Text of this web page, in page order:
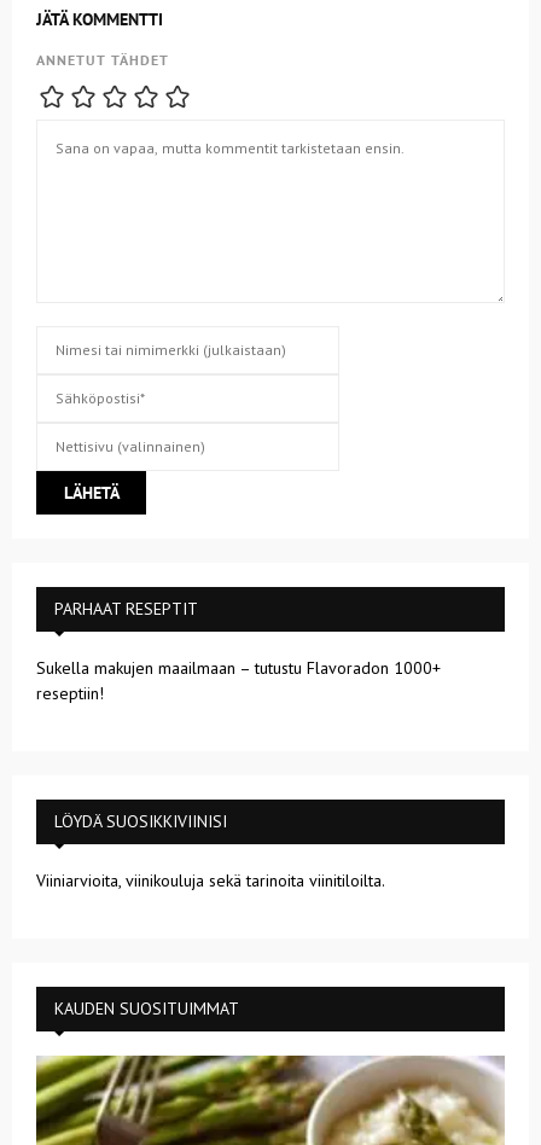
JÄTÄ KOMMENTTI
ANNETUT TÄHDET
PARHAAT RESEPTIT
Sukella makujen maailmaan – tutustu Flavoradon 1000+
reseptiin!
LÖYDÄ SUOSIKKIVIINISI
Viiniarvioita, viinikouluja sekä tarinoita viinitiloilta.
KAUDEN SUOSITUIMMAT